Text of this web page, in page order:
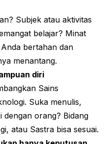
Subjek atau aktivitas
belajar? Minat
bertahan dan
menantang.
diri
Sains
Suka menulis,
orang? Bidang
atau Sastra bisa sesuai.